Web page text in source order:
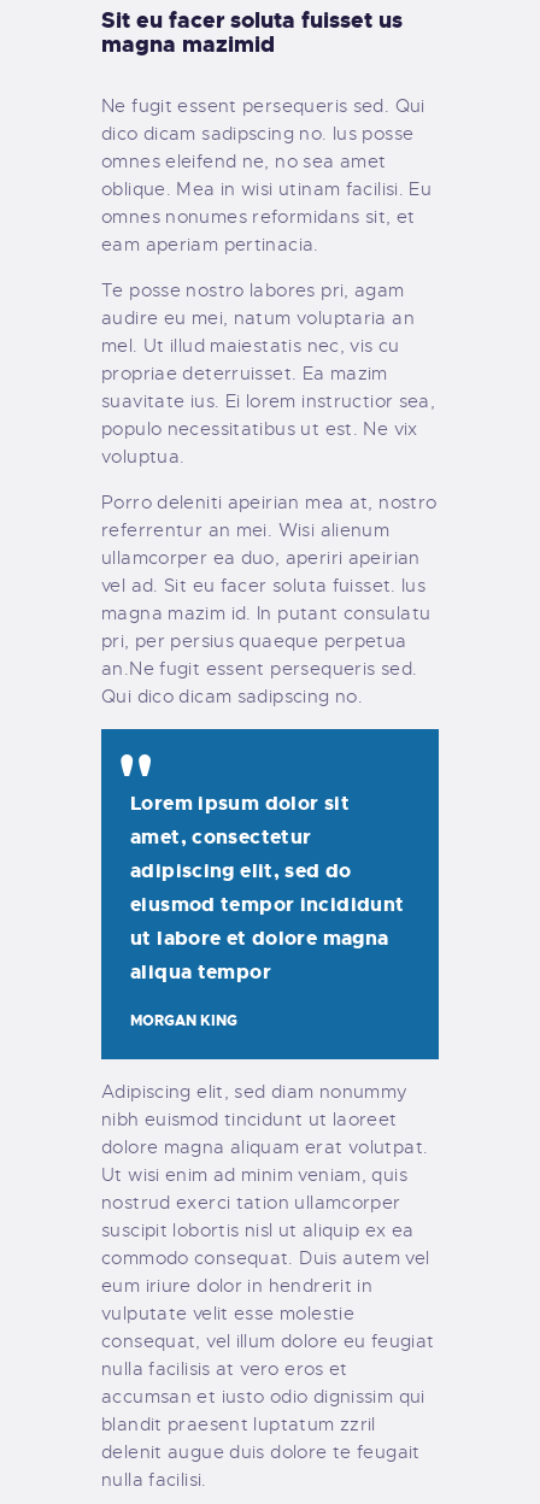
Sit eu facer soluta fuisset us
magna mazimid
Ne fugit essent persequeris sed. Qui
dico dicam sadipscing no. Ius posse
omnes eleifend ne, no sea amet
oblique. Mea in wisi utinam facilisi. Eu
omnes nonumes reformidans sit, et
eam aperiam pertinacia.
Te posse nostro labores pri, agam
audire eu mei, natum voluptaria an
mel. Ut illud maiestatis nec, vis cu
propriae deterruisset. Ea mazim
suavitate ius. Ei lorem instructior sea,
populo necessitatibus ut est. Ne vix
voluptua.
Porro deleniti apeirian mea at, nostro
referrentur an mei. Wisi alienum
ullamcorper ea duo, aperiri apeirian
vel ad. Sit eu facer soluta fuisset. Ius
magna mazim id. In putant consulatu
pri, per persius quaeque perpetua
an.Ne fugit essent persequeris sed.
Qui dico dicam sadipscing no.
Lorem ipsum dolor sit
amet, consectetur
adipiscing elit, sed do
eiusmod tempor incididunt
ut labore et dolore magna
aliqua tempor
MORGAN KING
Adipiscing elit, sed diam nonummy
nibh euismod tincidunt ut laoreet
dolore magna aliquam erat volutpat.
Ut wisi enim ad minim veniam, quis
nostrud exerci tation ullamcorper
suscipit lobortis nisl ut aliquip ex ea
commodo consequat. Duis autem vel
eum iriure dolor in hendrerit in
vulputate velit esse molestie
consequat, vel illum dolore eu feugiat
nulla facilisis at vero eros et
accumsan et iusto odio dignissim qui
blandit praesent luptatum zzril
delenit augue duis dolore te feugait
nulla facilisi.